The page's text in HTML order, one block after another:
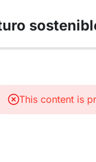
This content is